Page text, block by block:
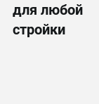
для любой
стройки